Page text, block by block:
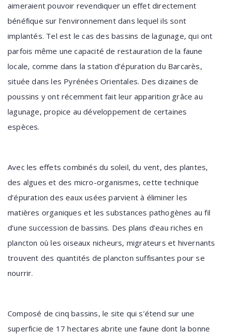
aimeraient pouvoir revendiquer un effet directement
bénéfique sur l’environnement dans lequel ils sont
implantés. Tel est le cas des bassins de lagunage, qui ont
parfois même une capacité de restauration de la faune
locale, comme dans la station d’épuration du Barcarès,
située dans les Pyrénées Orientales. Des dizaines de
poussins y ont récemment fait leur apparition grâce au
lagunage, propice au développement de certaines
espèces.
Avec les effets combinés du soleil, du vent, des plantes,
des algues et des micro-organismes, cette technique
d’épuration des eaux usées parvient à éliminer les
matières organiques et les substances pathogènes au fil
d’une succession de bassins. Des plans d’eau riches en
plancton où les oiseaux nicheurs, migrateurs et hivernants
trouvent des quantités de plancton suffisantes pour se
nourrir.
Composé de cinq bassins, le site qui s’étend sur une
superficie de 17 hectares abrite une faune dont la bonne